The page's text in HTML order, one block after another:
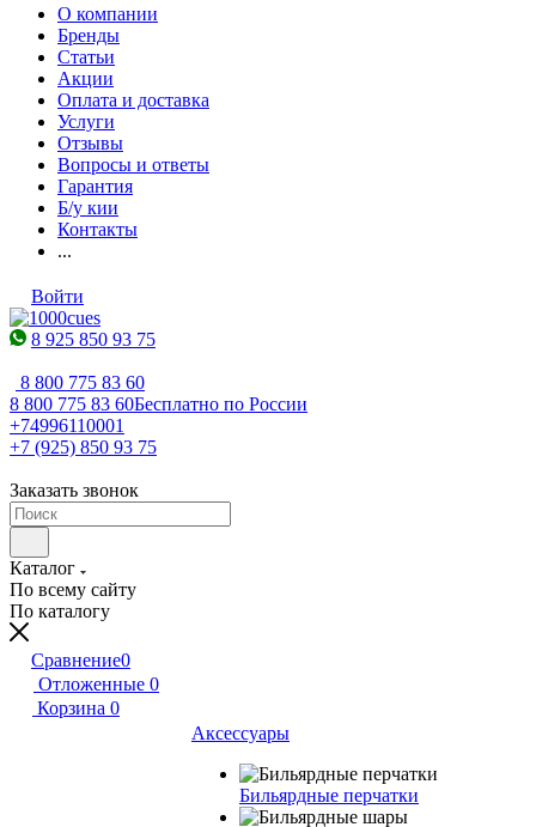
О компании
Бренды
Статьи
Акции
Оплата и доставка
Услуги
Отзывы
Вопросы и ответы
Гарантия
Б/у кии
Контакты
...
Войти
8 925 850 93 75
8 800 775 83 60
8 800 775 83 60Бесплатно по России
+74996110001
+7 (925) 850 93 75
Заказать звонок
Каталог
По всему сайту
По каталогу
Сравнение0
Отложенные 0
Корзина 0
Аксессуары
Бильярдные перчатки